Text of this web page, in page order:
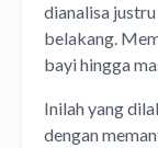
dianalisa
belakang.
bayi hingga
Inilah yang
dengan